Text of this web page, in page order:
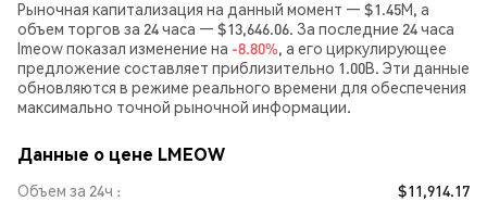
Рыночная капитализация на данный момент — $1.45M, а
объем торгов за 24 часа — $13,646.06. За последние 24 часа
lmeow показал изменение на -8.80%, а его циркулирующее
предложение составляет приблизительно 1.00B. Эти данные
обновляются в режиме реального времени для обеспечения
максимально точной рыночной информации.
Данные о цене LMEOW
Объем за 24ч
$11,914.17